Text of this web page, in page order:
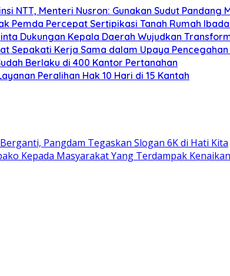
NTT, Menteri Nusron: Gunakan Sudut Pandang
Pemda Percepat Sertipikasi Tanah Rumah
Dukungan Kepala Daerah Wujudkan
Sepakati Kerja Sama dalam Upaya
Berlaku di 400 Kantor Pertanahan
Peralihan Hak 10 Hari di 15 Kantah
Pangdam Tegaskan Slogan 6K di Hati Kita
Kepada Masyarakat Yang Terdampak